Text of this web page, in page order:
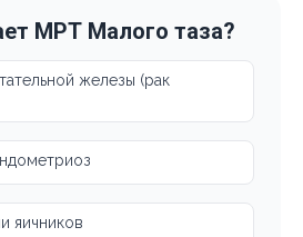
МРТ Малого таза?
железы (рак
яичников